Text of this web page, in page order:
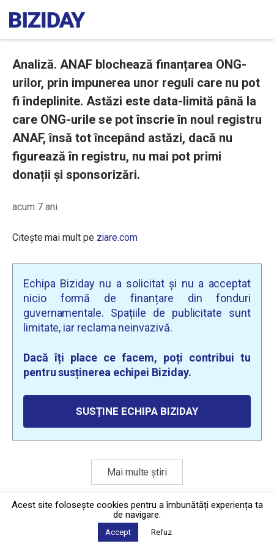
Analiză. ANAF blochează finanțarea ONG-
urilor, prin impunerea unor reguli care nu pot
fi îndeplinite. Astăzi este data-limită până la
care ONG-urile se pot înscrie în noul registru
ANAF, însă tot începând astăzi, dacă nu
figurează în registru, nu mai pot primi
donații și sponsorizări.
acum 7 ani
Citește mai mult pe ziare.com
Echipa Biziday nu a solicitat și nu a acceptat
nicio formă de finanțare din fonduri
guvernamentale. Spațiile de publicitate sunt
limitate, iar reclama neinvazivă.
Dacă îți place ce facem, poți contribui tu
pentru susținerea echipei Biziday.
SUSȚINE ECHIPA BIZIDAY
Mai multe știri
Politica de confidențialitate
2026 © Biziday
Acest site foloseşte cookies pentru a îmbunătăți experiența ta
de navigare.
Accept Refuz